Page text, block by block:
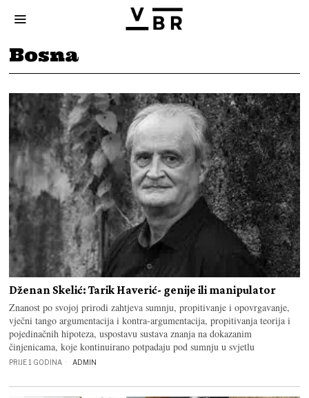
Bosna
Dženan Skelić: Tarik Haverić- genije ili manipulator
Znanost po svojoj prirodi zahtjeva sumnju, propitivanje i opovrgavanje,
vječni tango argumentacija i kontra-argumentacija, propitivanja teorija i
pojedinačnih hipoteza, uspostavu sustava znanja na dokazanim
činjenicama, koje kontinuirano potpadaju pod sumnju u svjetlu
PRIJE 1 GODINA ADMIN